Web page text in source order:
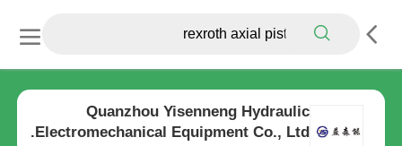
Quanzhou Yisenneng Hydraulic
Electromechanical Equipment Co., Ltd.